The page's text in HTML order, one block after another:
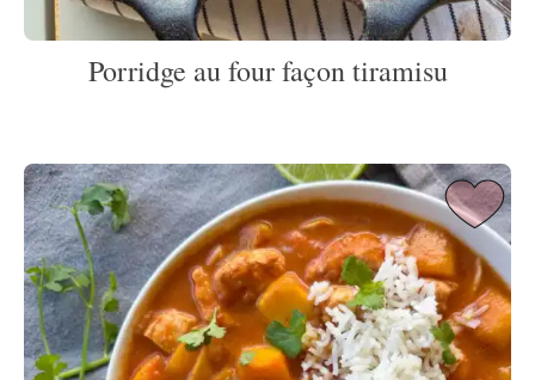
Porridge au four façon tiramisu